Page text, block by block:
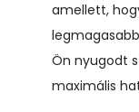
amellett,
Ön nyugodt
maximális